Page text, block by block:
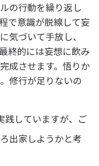
の行動を繰り返し
で意識が脱線して妄
気づいて手放し、
終的には妄想に飲み
成させます。悟りか
修行が足りないの
践していますが、ご
出家しようかと考